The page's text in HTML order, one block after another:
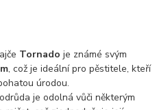
Tornado je známé svým
, což je ideální pro pěstitele, kteří
úrodou.
je odolná vůči některým